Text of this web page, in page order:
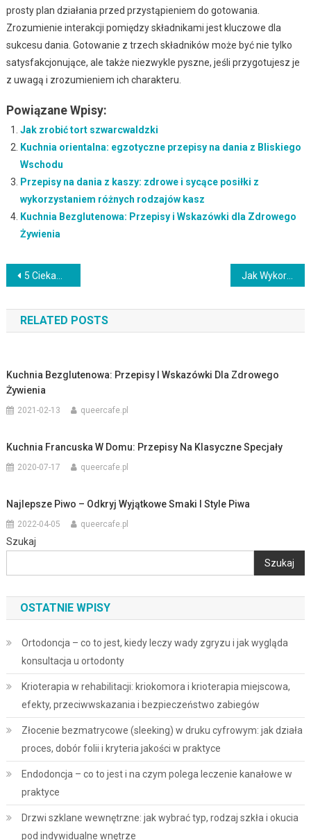
prosty plan działania przed przystąpieniem do gotowania.
Zrozumienie interakcji pomiędzy składnikami jest kluczowe dla
sukcesu dania. Gotowanie z trzech składników może być nie tylko
satysfakcjonujące, ale także niezwykle pyszne, jeśli przygotujesz je
z uwagą i zrozumieniem ich charakteru.
Powiązane Wpisy:
Jak zrobić tort szwarcwaldzki
Kuchnia orientalna: egzotyczne przepisy na dania z Bliskiego
Wschodu
Przepisy na dania z kaszy: zdrowe i sycące posiłki z
wykorzystaniem różnych rodzajów kasz
Kuchnia Bezglutenowa: Przepisy i Wskazówki dla Zdrowego
Żywienia
Nawigacja
wpisu
5 Ciekawych Przepisów na Bezglutenowe Potrawy dla Celiaków Jak Wykorzystać Proste Składniki do Stworzenia Wykwintnych Potraw
RELATED POSTS
Kuchnia Bezglutenowa: Przepisy I Wskazówki Dla Zdrowego
Żywienia
2021-02-13 queercafe.pl
Kuchnia Francuska W Domu: Przepisy Na Klasyczne Specjały
2020-07-17 queercafe.pl
Najlepsze Piwo – Odkryj Wyjątkowe Smaki I Style Piwa
2022-04-05 queercafe.pl
Szukaj
Szukaj
OSTATNIE WPISY
Ortodoncja – co to jest, kiedy leczy wady zgryzu i jak wygląda
konsultacja u ortodonty
Krioterapia w rehabilitacji: kriokomora i krioterapia miejscowa,
efekty, przeciwwskazania i bezpieczeństwo zabiegów
Złocenie bezmatrycowe (sleeking) w druku cyfrowym: jak działa
proces, dobór folii i kryteria jakości w praktyce
Endodoncja – co to jest i na czym polega leczenie kanałowe w
praktyce
Drzwi szklane wewnętrzne: jak wybrać typ, rodzaj szkła i okucia
pod indywidualne wnętrze